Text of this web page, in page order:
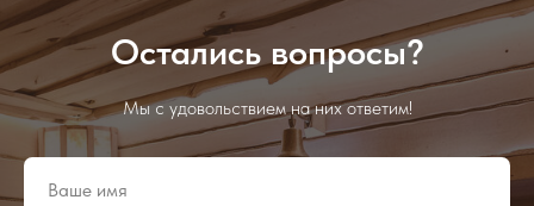
Остались вопросы?
Мы с удовольствием на них ответим!